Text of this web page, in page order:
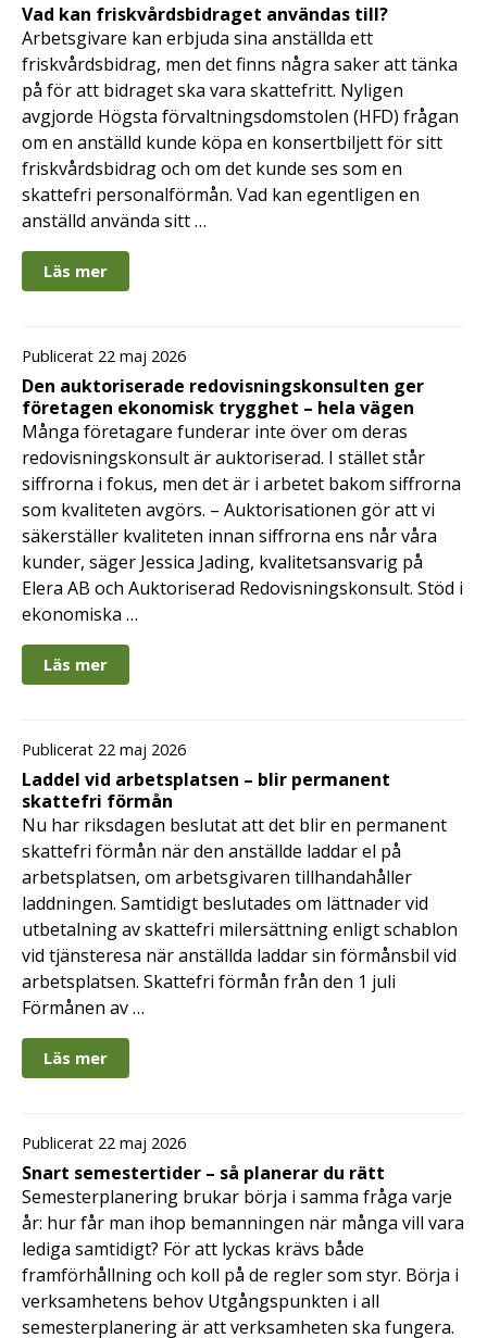
Vad kan friskvårdsbidraget användas till?
Arbetsgivare kan erbjuda sina anställda ett
friskvårdsbidrag, men det finns några saker att tänka
på för att bidraget ska vara skattefritt. Nyligen
avgjorde Högsta förvaltningsdomstolen (HFD) frågan
om en anställd kunde köpa en konsertbiljett för sitt
friskvårdsbidrag och om det kunde ses som en
skattefri personalförmån. Vad kan egentligen en
anställd använda sitt …
Läs mer
Publicerat 22 maj 2026
Den auktoriserade redovisningskonsulten ger
företagen ekonomisk trygghet – hela vägen
Många företagare funderar inte över om deras
redovisningskonsult är auktoriserad. I stället står
siffrorna i fokus, men det är i arbetet bakom siffrorna
som kvaliteten avgörs. – Auktorisationen gör att vi
säkerställer kvaliteten innan siffrorna ens når våra
kunder, säger Jessica Jading, kvalitetsansvarig på
Elera AB och Auktoriserad Redovisningskonsult. Stöd i
ekonomiska …
Läs mer
Publicerat 22 maj 2026
Laddel vid arbetsplatsen – blir permanent
skattefri förmån
Nu har riksdagen beslutat att det blir en permanent
skattefri förmån när den anställde laddar el på
arbetsplatsen, om arbetsgivaren tillhandahåller
laddningen. Samtidigt beslutades om lättnader vid
utbetalning av skattefri milersättning enligt schablon
vid tjänsteresa när anställda laddar sin förmånsbil vid
arbetsplatsen. Skattefri förmån från den 1 juli
Förmånen av …
Läs mer
Publicerat 22 maj 2026
Snart semestertider – så planerar du rätt
Semesterplanering brukar börja i samma fråga varje
år: hur får man ihop bemanningen när många vill vara
lediga samtidigt? För att lyckas krävs både
framförhållning och koll på de regler som styr. Börja i
verksamhetens behov Utgångspunkten i all
semesterplanering är att verksamheten ska fungera.